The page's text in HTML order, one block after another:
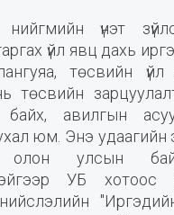
нийгмийн үнэт
үйл явц дахь
төсвийн
төсвийн
байх, авилгын
юм. Энэ удаагийн
улсын
УБ хотоос